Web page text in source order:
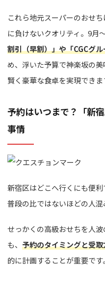
これら地元スーパーのおせ
に負けないクオリティ。9月
割引（早割）」や「CGCグ
め、浮いた予算で神楽坂の美
賢く豪華な食卓を実現できま
予約はいつまで？「新
事情
新宿区はどこへ行くにも便利
普段の比ではないほどの人混
せっかくの高級おせちを人
も、 予約のタイミングと受
的に計画することが重要です。